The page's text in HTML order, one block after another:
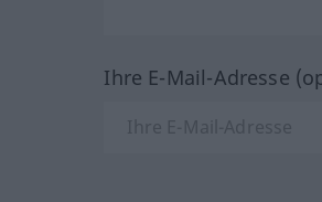
Ihre E-Mail-Adresse